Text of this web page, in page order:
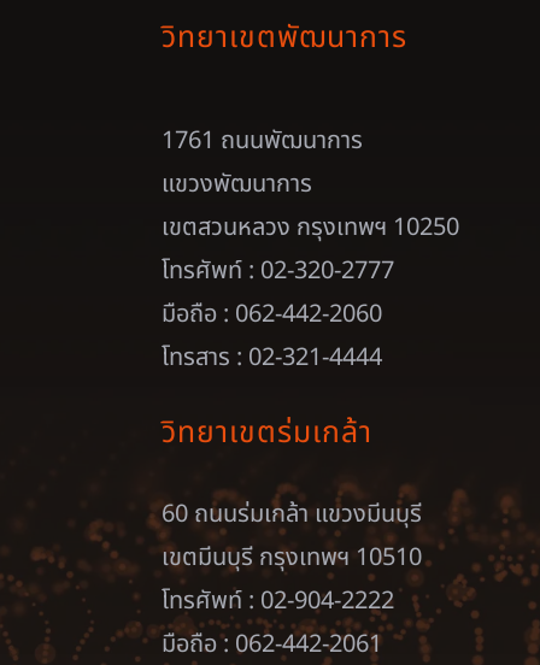
วิทยาเขตพัฒนาการ
1761 ถนนพัฒนาการ
แขวงพัฒนาการ
เขตสวนหลวง กรุงเทพฯ 10250
โทรศัพท์ : 02-320-2777
มือถือ : 062-442-2060
โทรสาร : 02-321-4444
วิทยาเขตร่มเกล้า
60 ถนนร่มเกล้า แขวงมีนบุรี
เขตมีนบุรี กรุงเทพฯ 10510
โทรศัพท์ : 02-904-2222
มือถือ : 062-442-2061